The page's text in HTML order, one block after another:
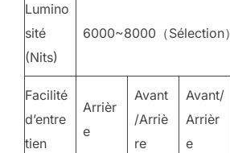
Lumino
sité
(Nits)
6000~8000（Sélection）
Facilité
d’entre
tien
Arrièr
e
Avant
/Arriè
re
Avant/
Arrièr
e